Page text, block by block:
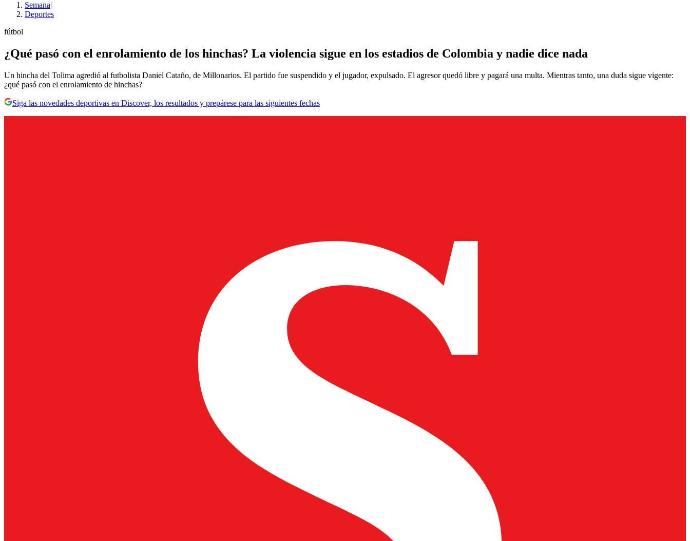
Semana|
Deportes
fútbol
¿Qué pasó con el enrolamiento de los hinchas? La violencia sigue en los estadios de Colombia y nadie dice nada
Un hincha del Tolima agredió al futbolista Daniel Cataño, de Millonarios. El partido fue suspendido y el jugador, expulsado. El agresor quedó libre y pagará una multa. Mientras tanto, una duda sigue vigente:
¿qué pasó con el enrolamiento de hinchas?
Siga las novedades deportivas en Discover, los resultados y prepárese para las siguientes fechas